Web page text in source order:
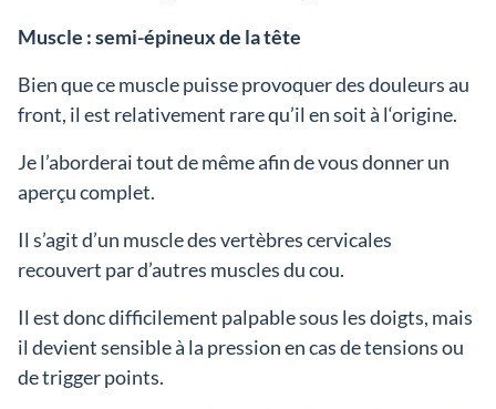
Muscle : semi-épineux de la tête
Bien que ce muscle puisse provoquer des douleurs au
front, il est relativement rare qu’il en soit à l‘origine.
Je l’aborderai tout de même afin de vous donner un
aperçu complet.
Il s’agit d’un muscle des vertèbres cervicales
recouvert par d’autres muscles du cou.
Il est donc difficilement palpable sous les doigts, mais
il devient sensible à la pression en cas de tensions ou
de trigger points.